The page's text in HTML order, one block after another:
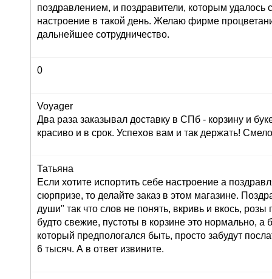
поздравлением, и поздравители, которым удалось
настроение в такой день. Желаю фирме
дальнейшее сотрудничество.
0
Voyager
Два раза заказывал доставку в СПб - корзину и
красиво и в срок. Успехов вам и так держать!
Татьяна
Если хотите испортить себе настроение а
сюрпризе, то делайте заказ в этом магазине.
души" так что слов не понять, вкривь и вкось, розы
будто свежие, пустоты в корзине это нормально, а
который предпологался быть, просто забудут
6 тысяч. А в ответ извините.